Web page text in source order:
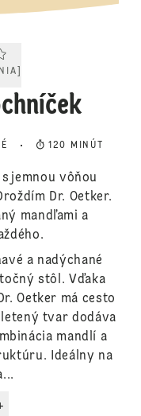
rating 0.0. Click to rate.
120 MINÚT
jemnou vôňou
Dr. Oetker.
mandľami a
a nadýchané
stôl. Vďaka
Oetker má cesto
tvar dodáva
mandlí a
Ideálny na
+